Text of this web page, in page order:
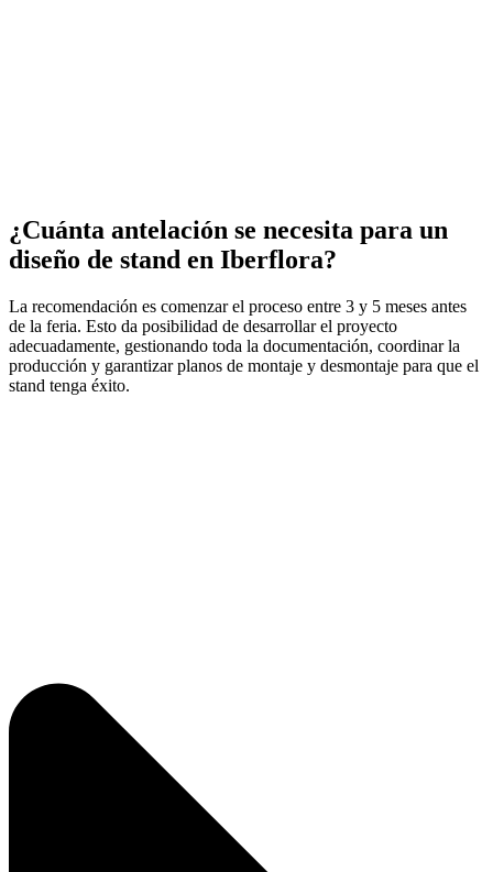
¿Cuánta antelación se necesita para un
diseño de stand en Iberflora?
La recomendación es comenzar el proceso entre 3 y 5 meses antes
de la feria. Esto da posibilidad de desarrollar el proyecto
adecuadamente, gestionando toda la documentación, coordinar la
producción y garantizar planos de montaje y desmontaje para que el
stand tenga éxito.